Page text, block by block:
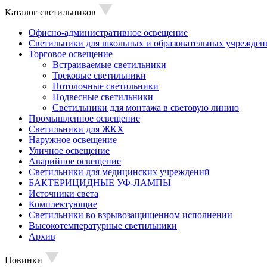
Каталог светильников
Офисно-административное освещение
Светильники для школьных и образовательных
Торговое освещение
Встраиваемые светильники
Трековые светильники
Потолочные светильники
Подвесные светильники
Светильники для монтажа в световую линию
Промышленное освещение
Светильники для ЖКХ
Наружное освещение
Уличное освещение
Аварийное освещение
Светильники для медицинских учреждений
БАКТЕРИЦИДНЫЕ УФ-ЛАМПЫ
Источники света
Комплектующие
Светильники во взрывозащищенном исполнении
Высокотемпературные светильники
Архив
Новинки